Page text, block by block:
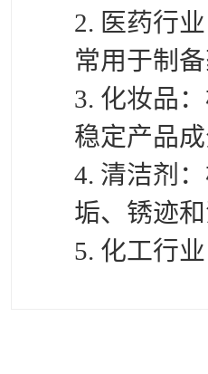
2. 医药行
常用于制
3. 化妆品
稳定产品
4. 清洁剂
垢、锈迹
5. 化工行